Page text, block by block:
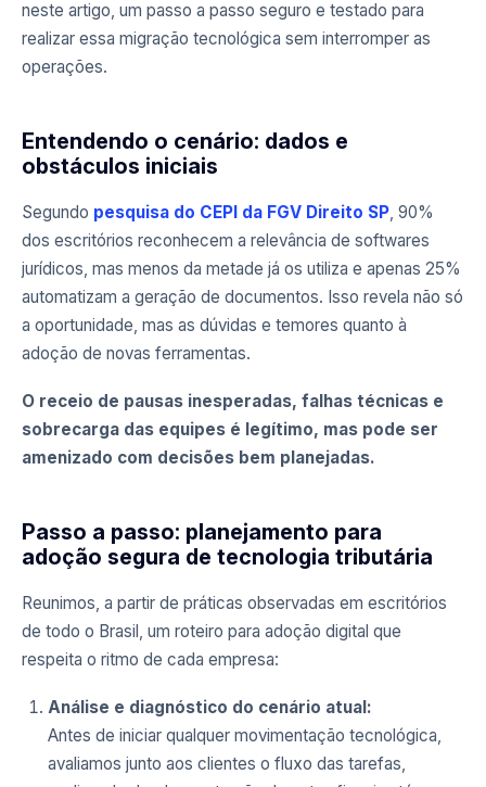
neste artigo, um passo a passo seguro e testado para
realizar essa migração tecnológica sem interromper as
operações.
Entendendo o cenário: dados e
obstáculos iniciais
Segundo pesquisa do CEPI da FGV Direito SP , 90%
dos escritórios reconhecem a relevância de softwares
jurídicos, mas menos da metade já os utiliza e apenas 25%
automatizam a geração de documentos. Isso revela não só
a oportunidade, mas as dúvidas e temores quanto à
adoção de novas ferramentas.
O receio de pausas inesperadas, falhas técnicas e
sobrecarga das equipes é legítimo, mas pode ser
amenizado com decisões bem planejadas.
Passo a passo: planejamento para
adoção segura de tecnologia tributária
Reunimos, a partir de práticas observadas em escritórios
de todo o Brasil, um roteiro para adoção digital que
respeita o ritmo de cada empresa:
Análise e diagnóstico do cenário atual:
Antes de iniciar qualquer movimentação tecnológica,
avaliamos junto aos clientes o fluxo das tarefas,